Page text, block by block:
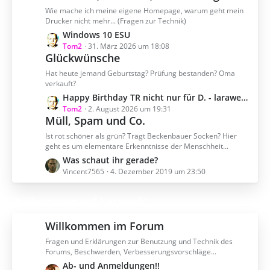
e
i
r
ä
g
e
z
t
e
B
e
i
t
ä
g
e
Wie mache ich meine eigene Homepage, warum geht mein
Drucker nicht mehr... (Fragen zur Technik)
L
e
t
z
t
e
B
e
i
t
ä
Windows 10 ESU
Tom2 31. März 2026 um 18:08
Glückwünsche
Hat heute jemand Geburtstag? Prüfung bestanden? Oma
verkauft?
L
e
t
z
t
e
B
e
ä
g
e
Happy Birthday TR nicht nur für D. - laraweb zum Geburtstag!
Tom2 2. August 2026 um 19:31
Müll, Spam und Co.
Ist rot schöner als grün? Trägt Beckenbauer Socken? Hier
geht es um elementare Erkenntnisse der Menschheit...
L
e
t
e
B
e
i
Was schaut ihr gerade?
Vincent7565 4. Dezember 2019 um 23:50
Willkommen im Forum
Fragen und Erklärungen zur Benutzung und Technik des
Forums, Beschwerden, Verbesserungsvorschläge...
L
Ab- und Anmeldungen!!